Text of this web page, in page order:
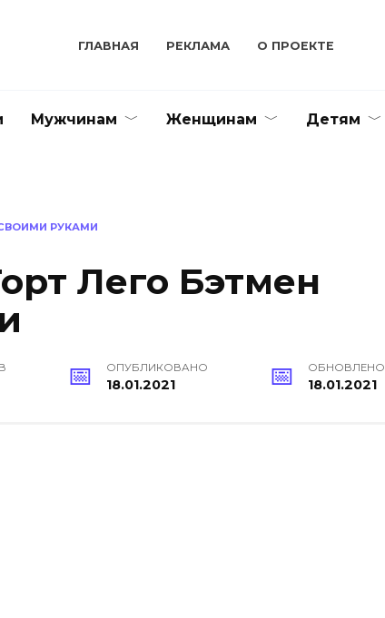
ГЛАВНАЯ РЕКЛАМА О ПРОЕКТЕ
Мужчинам Женщинам Детям
РУКАМИ
Лего Бэтмен
ОПУБЛИКОВАНО
18.01.2021
ОБНОВЛЕНО
18.01.2021